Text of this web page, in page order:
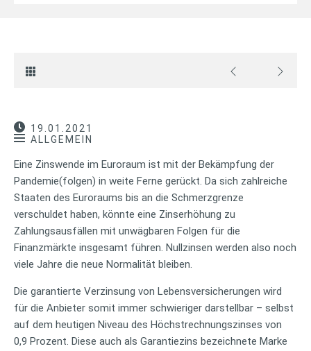
19.01.2021
ALLGEMEIN
Eine Zinswende im Euroraum ist mit der Bekämpfung der
Pandemie(folgen) in weite Ferne gerückt. Da sich zahlreiche
Staaten des Euroraums bis an die Schmerzgrenze
verschuldet haben, könnte eine Zinserhöhung zu
Zahlungsausfällen mit unwägbaren Folgen für die
Finanzmärkte insgesamt führen. Nullzinsen werden also noch
viele Jahre die neue Normalität bleiben.
Die garantierte Verzinsung von Lebensversicherungen wird
für die Anbieter somit immer schwieriger darstellbar – selbst
auf dem heutigen Niveau des Höchstrechnungszinses von
0,9 Prozent. Diese auch als Garantiezins bezeichnete Marke